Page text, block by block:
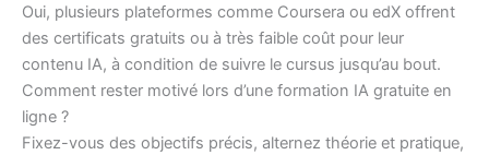
Oui, plusieurs plateformes comme Coursera ou edX offrent
des certificats gratuits ou à très faible coût pour leur
contenu IA, à condition de suivre le cursus jusqu’au bout.
Comment rester motivé lors d’une formation IA gratuite en
ligne ?
Fixez-vous des objectifs précis, alternez théorie et pratique,